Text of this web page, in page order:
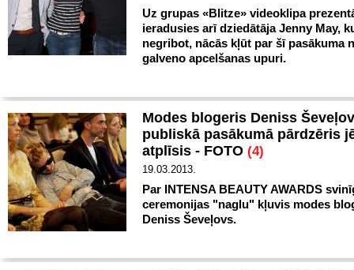
Uz grupas «Blitze» videoklipa
ieradusies arī dziedātāja Jenny May,
negribot, nācās kļūt par šī pasākuma
galveno apcelšanas upuri.
Modes blogeris Deniss
publiskā pasākumā pārdzēris
atplīsis - FOTO (4)
19.03.2013.
Par INTENSA BEAUTY AWARDS
ceremonijas "naglu" kļuvis modes
Deniss Ševeļovs.